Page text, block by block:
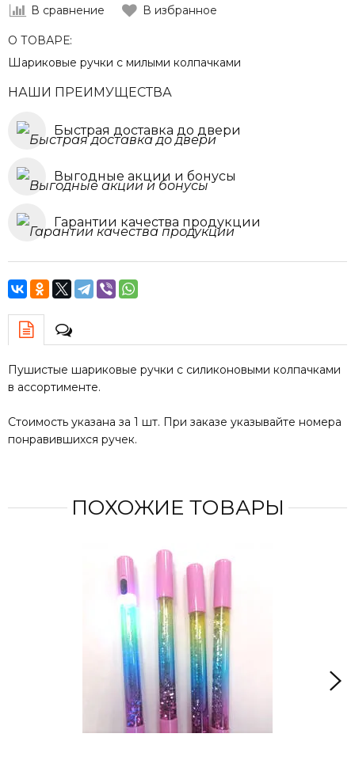
В сравнение В избранное
О ТОВАРЕ:
Шариковые ручки с милыми колпачками
НАШИ ПРЕИМУЩЕСТВА
Быстрая доставка до двери
Выгодные акции и бонусы
Гарантии качества продукции
Пушистые шариковые ручки с силиконовыми колпачками
в ассортименте.
Стоимость указана за 1 шт. При заказе указывайте номера
понравившихся ручек.
ПОХОЖИЕ ТОВАРЫ